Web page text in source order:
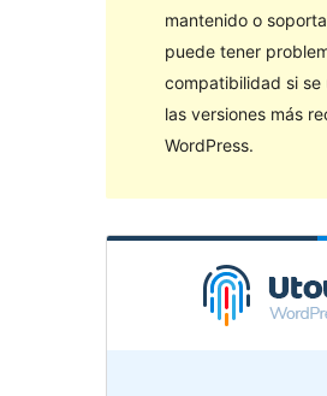
mantenido o
puede tener
compatibilidad si se
las versiones más
WordPress.